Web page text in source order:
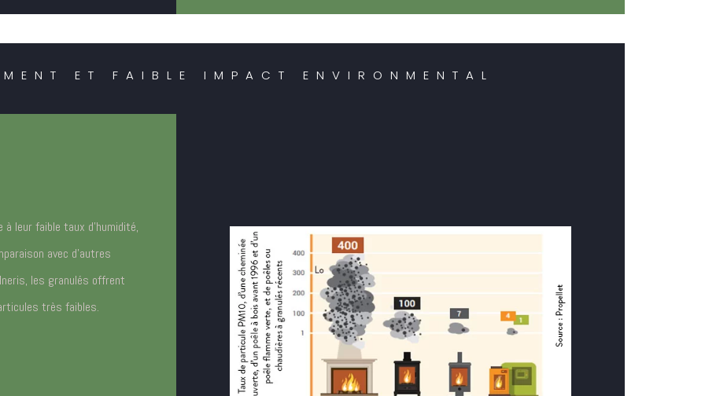
ET FAIBLE IMPACT ENVIRONMENTAL
leur faible taux d’humidité,
avec d’autres
les granulés offrent
très faibles.